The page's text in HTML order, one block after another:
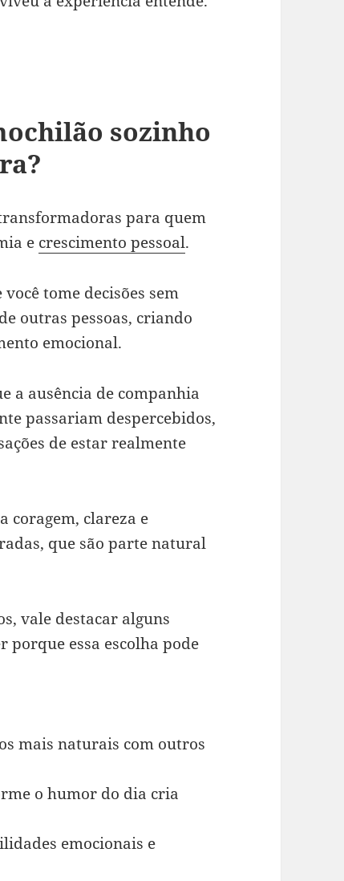
sozinho
para quem
e crescimento pessoal.
tome decisões sem
outras pessoas, criando
emocional.
a ausência de companhia
passariam despercebidos,
de estar realmente
coragem, clareza e
que são parte natural
vale destacar alguns
essa escolha pode
mais naturais com outros
o humor do dia cria
emocionais e